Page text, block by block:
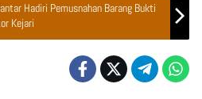
Hadiri Pemusnahan Barang Bukti
Kejari